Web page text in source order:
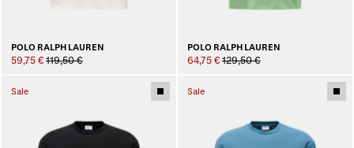
POLO RALPH LAUREN
59,75 € 119,50 €
POLO RALPH LAUREN
64,75 € 129,50 €
Sale Sale